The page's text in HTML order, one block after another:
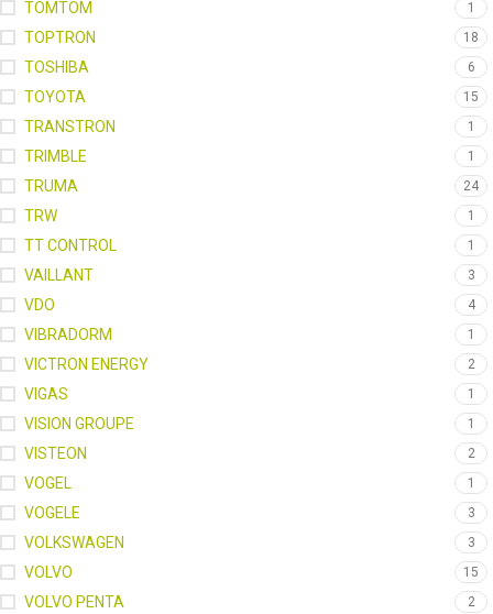
TOMTOM 1
TOPTRON 18
TOSHIBA 6
TOYOTA 15
TRANSTRON 1
TRIMBLE 1
TRUMA 24
TRW 1
TT CONTROL 1
VAILLANT 3
VDO 4
VIBRADORM 1
VICTRON ENERGY 2
VIGAS 1
VISION GROUPE 1
VISTEON 2
VOGEL 1
VOGELE 3
VOLKSWAGEN 3
VOLVO 15
VOLVO PENTA 2